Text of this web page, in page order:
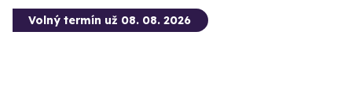
Volný termín už 08. 08. 2026